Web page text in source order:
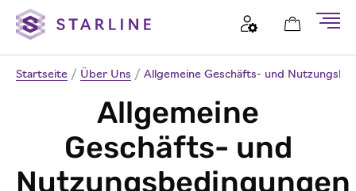
Startseite / Über Uns / Allgemeine Geschäfts- und
Allgemeine
Geschäfts- und
Nutzungsbedingungen